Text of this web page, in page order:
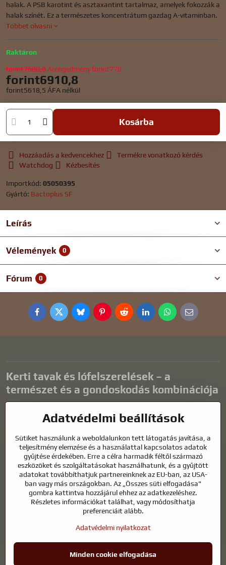
halak. A PSB karotint és asztaxantint tartalmaz, amelyek fokozzák a
halak színét. Ez a természetes koncentrátum gazdag A-vitaminban.
Többet olvasni
Raktáron
forint7680,8 Árengedményforint770
forint6910,8
forint5618,5 ÁFA nélkül
Kosárba
Hozzáadás a kedvencekhez
Termékre vonatkozó kérdés
Watchdog
Kézbesítés
Importkód: 05050395
Gyártó: Bactoplus SF
Leírás
Vélemények 0
Fórum 0
FacebookTwitterBlueskyPinterestRedditLinkedInWhatsApp
E-
mail
Kerti tavak és lófelszerelések – a
természet és a gondoskodás kombinációja
harmonikus környezetet teremtenek a kikapcsolódáshoz és a vízi
karbantartás kulcsfontosságú a tiszta vízhez és az egészséges
tóhoz egész évben. Ugyanilyen fontos az életünk részét képező
állatok gondozása is.
A lovaknak kiváló minőségű lovaglófelszerelésre, megfelelő
táplálkozásra és felelősségteljes gondoskodásra van szükségük
ahhoz, hogy egészségesek, erősek és elégedettek legyenek. Legyen
szó lovasok, tenyésztők vagy természetkedvelők felszereléséről, a cél
állatok, mind az emberek természetes egyensúlyát, biztonságát és
jólétét.
Adatvédelmi beállítások
Sütiket használunk a weboldalunkon tett látogatás javítása, a
teljesítmény elemzése és a használattal kapcsolatos adatok
gyűjtése érdekében. Erre a célra harmadik féltől származó
eszközöket és szolgáltatásokat használhatunk, és a gyűjtött
adatokat továbbíthatjuk partnereinknek az EU-ban, az USA-
ban vagy más országokban. Az „Összes süti elfogadása"
gombra kattintva hozzájárul ehhez az adatkezeléshez.
Részletes információkat találhat, vagy módosíthatja
preferenciáit alább.
Adatvédelmi nyilatkozat
Minden cookie elfogadása